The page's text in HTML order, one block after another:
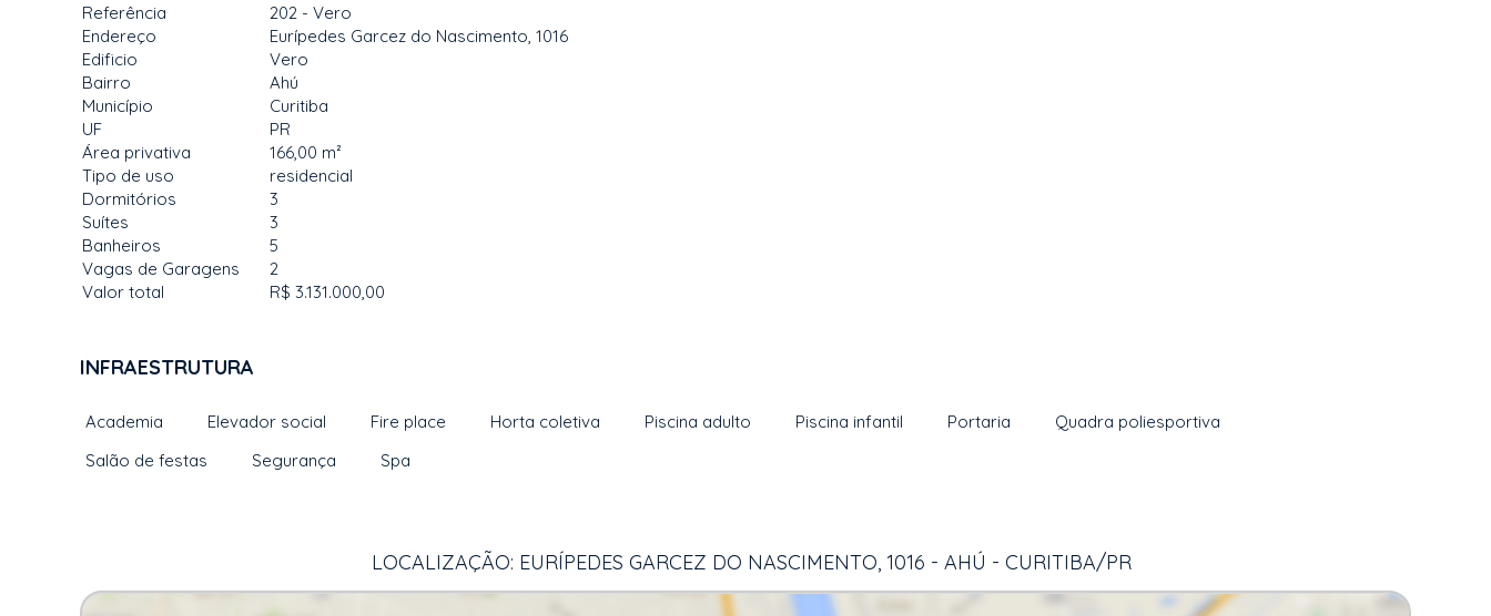
Referência
202 - Vero
Endereço
Eurípedes Garcez do Nascimento, 1016
Edificio
Vero
Bairro
Ahú
Município
Curitiba
UF
PR
Área privativa
166,00 m²
Tipo de uso
residencial
Dormitórios
3
Suítes
3
Banheiros
5
Vagas de Garagens
2
Valor total
R$ 3.131.000,00
INFRAESTRUTURA
Academia Elevador social Fire place Horta coletiva Piscina adulto Piscina infantil Portaria
Quadra poliesportiva
Salão de festas
Segurança Spa
LOCALIZAÇÃO: EURÍPEDES GARCEZ DO NASCIMENTO, 1016 - AHÚ - CURITIBA/PR